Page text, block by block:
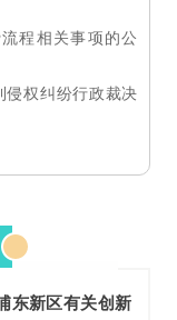
程相关事项的公
侵权纠纷行政裁决
东新区有关创新